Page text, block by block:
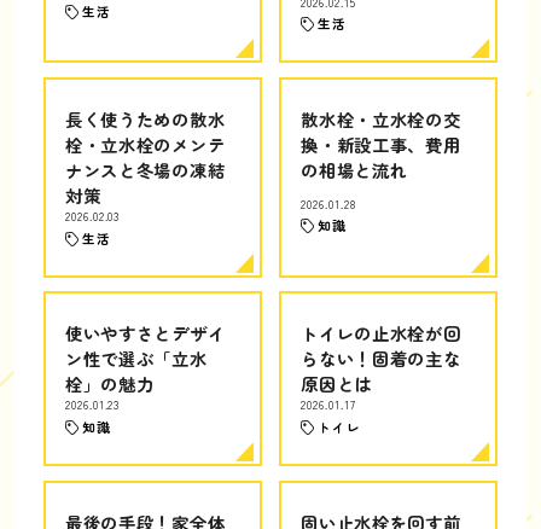
生活
生活
長く使うための散水
栓・立水栓のメンテ
ナンスと冬場の凍結
対策
2026.02.03
生活
散水栓・立水栓の交
換・新設工事、費用
の相場と流れ
2026.01.28
知識
使いやすさとデザイ
ン性で選ぶ「立水
栓」の魅力
2026.01.23
知識
トイレの止水栓が回
らない！固着の主な
原因とは
2026.01.17
トイレ
最後の手段！家全体
固い止水栓を回す前